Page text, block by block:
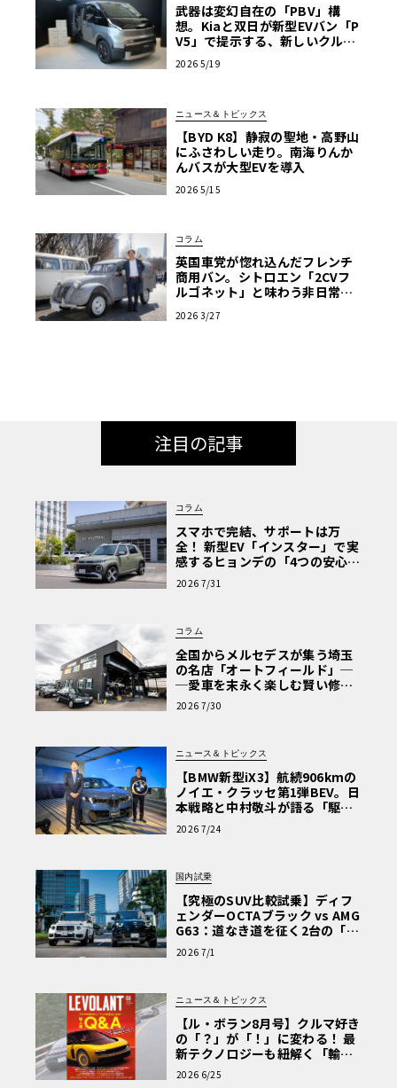
武器は変幻自在の「PBV」構
想。Kiaと双日が新型EVバン「P
V5」で提示する、新しいクルマ
2026 5/19
ニュース＆トピックス
【BYD K8】静寂の聖地・高野山
にふさわしい走り。南海りんか
んバスが大型EVを導入
2026 5/15
コラム
英国車党が惚れ込んだフレンチ
商用バン。シトロエン「2CVフ
ルゴネット」と味わう非日常
2026 3/27
注目の記事
コラム
スマホで完結、サポートは万
全！ 新型EV「インスター」で実
感するヒョンデの「4つの安心」
【第1回・ヒョンデ6つの疑問：
Why? Hyundai?】〈PR〉
2026 7/31
コラム
全国からメルセデスが集う埼玉
の名店「オートフィールド」─
─愛車を末永く楽しむ賢い修理
術と、プロがフックス製オイル
を選ぶ理由〈PR〉
2026 7/30
ニュース＆トピックス
【BMW新型iX3】航続906kmの
ノイエ・クラッセ第1弾BEV。日
本戦略と中村敬斗が語る「駆け
ぬける歓び」
2026 7/24
国内試乗
【究極のSUV比較試乗】ディフ
ェンダーOCTAブラック vs AMG
G63：道なき道を征く2台の「対
極的アプローチ」
2026 7/1
ニュース＆トピックス
【ル・ボラン8月号】クルマ好き
の「？」が「！」に変わる！ 最
新テクノロジーも紐解く「輸入
車Q&A」
2026 6/25